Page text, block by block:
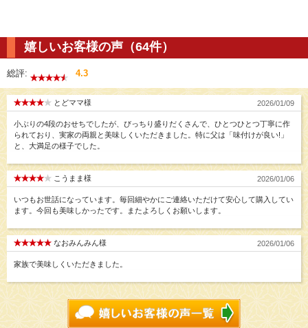
嬉しいお客様の声（64件）
総評: 4.3
とどママ様 2026/01/09
小ぶりの4段のおせちでしたが、びっちり盛りだくさんで、ひとつひとつ丁寧に作
られており、実家の両親と美味しくいただきました。特に父は「味付けが良い!」
と、大満足の様子でした。
こうまま様 2026/01/06
いつもお世話になっています。毎回細やかにご連絡いただけて安心して購入してい
ます。今回も美味しかったです。またよろしくお願いします。
なおみんみん様 2026/01/06
家族で美味しくいただきました。